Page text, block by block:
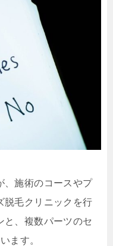
、施術のコースやプ
脱毛クリニックを行
と、複数パーツのセ
ます。